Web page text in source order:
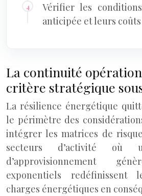
Vérifier les
anticipée et leurs coûts
La continuité
critère stratégique
La résilience énergétique
le périmètre des
intégrer les matrices de
secteurs d’activité où
d’approvisionnement
exponentiels redéfinissent
charges énergétiques en